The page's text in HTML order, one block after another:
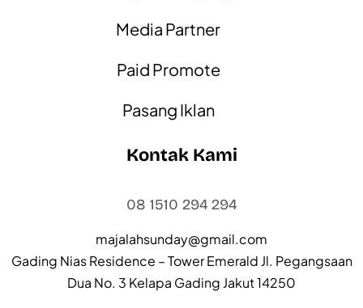
Media Partner
Paid Promote
Pasang Iklan
Kontak Kami
08 1510 294 294
majalahsunday@gmail.com
Gading Nias Residence – Tower Emerald Jl. Pegangsaan
Dua No. 3 Kelapa Gading Jakut 14250